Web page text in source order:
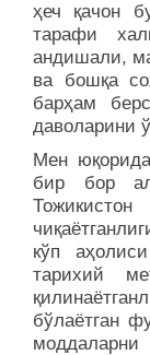
ҳеч қачон
тарафи
андишали,
ва бошқа
барҳам
даволарини
Мен
бир бор
кўп
тарихий
бўлаётган